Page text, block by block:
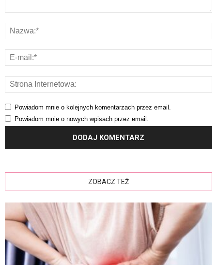
Powiadom mnie o kolejnych komentarzach przez email.
Powiadom mnie o nowych wpisach przez email.
ZOBACZ TEŻ